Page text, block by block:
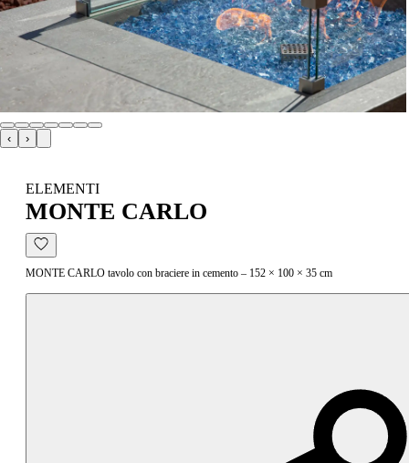
‹ ›
ELEMENTI
MONTE CARLO
MONTE CARLO tavolo con braciere in cemento – 152 × 100 × 35 cm